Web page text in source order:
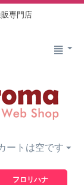
専門店
ートは空です
フロリハナ